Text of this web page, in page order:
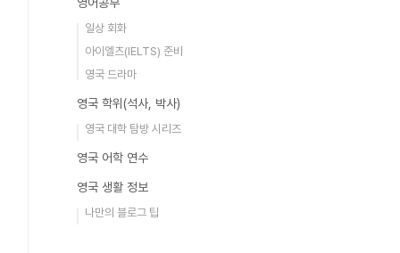
일상 회화
아이엘츠(IELTS) 준비
영국 드라마
영국 학위(석사, 박사)
영국 대학 탐방 시리즈
영국 어학 연수
영국 생활 정보
나만의 블로그 팁